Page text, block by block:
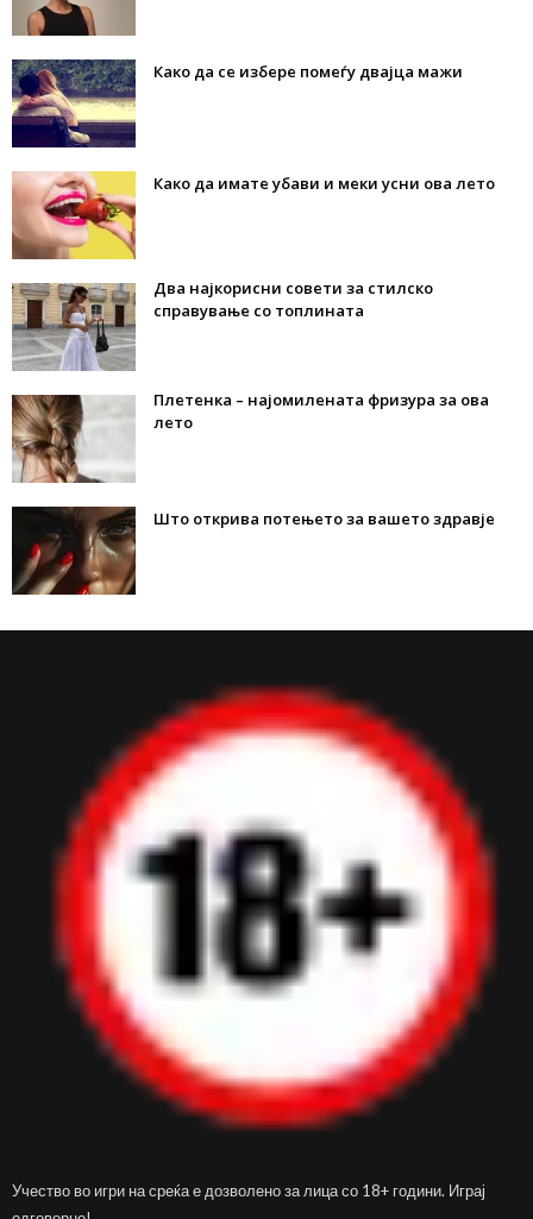
Како да се избере помеѓу двајца мажи
Како да имате убави и меки усни ова лето
Два најкорисни совети за стилско
справување со топлината
Плетенка – најомилената фризура за ова
лето
Што открива потењето за вашето здравје
Учество во игри на среќа е дозволено за лица со 18+ години. Играј